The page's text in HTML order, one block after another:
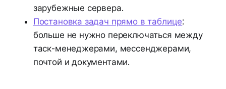
зарубежные сервера.
Постановка задач прямо в таблице:
больше не нужно переключаться между
таск-менеджерами, мессенджерами,
почтой и документами.